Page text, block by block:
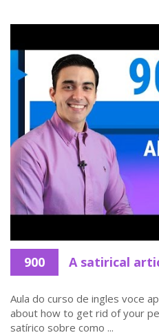
900 A satirical
Aula do curso de ingles voce
about how to get rid of your
satírico sobre como ...